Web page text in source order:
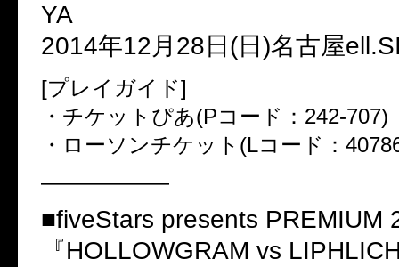
YA
2014年12月28日(日)名古屋
[プレイガイド]
・チケットぴあ(Pコード：242-707)
・ローソンチケット(Lコード：
——————
■fiveStars presents PREMIUM
『HOLLOWGRAM vs